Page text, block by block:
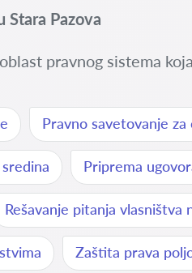
Stara Pazova
pravnog sistema
Pravno savetovanje
Priprema
Rešavanje pitanja vlasništva
Zaštita prava